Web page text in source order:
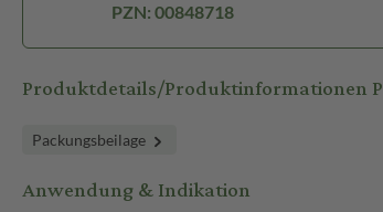
PZN: 00848718
Produktdetails/Produktinformationen
Packungsbeilage
Anwendung & Indikation